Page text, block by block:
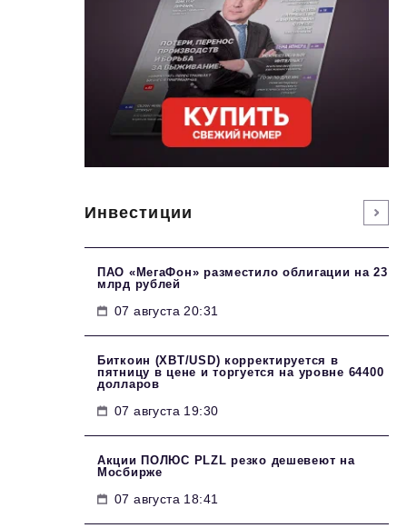
Инвестиции
ПАО «МегаФон» разместило облигации на 23
млрд рублей
07 августа 20:31
Биткоин (XBT/USD) корректируется в
пятницу в цене и торгуется на уровне 64400
долларов
07 августа 19:30
Акции ПОЛЮС PLZL резко дешевеют на
Мосбирже
07 августа 18:41